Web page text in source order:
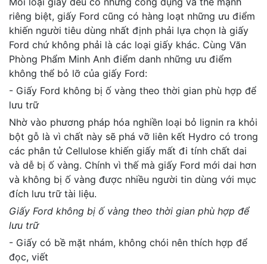
riêng biệt, giấy Ford cũng có hàng loạt những ưu điểm
khiến người tiêu dùng nhất định phải lựa chọn là giấy
Ford chứ không phải là các loại giấy khác. Cùng Văn
Phòng Phẩm Minh Anh điểm danh những ưu điểm
không thể bỏ lỡ của giấy Ford:
- Giấy Ford không bị ố vàng theo thời gian phù hợp để
lưu trữ
Nhờ vào phương pháp hóa nghiền loại bỏ lignin ra khỏi
bột gỗ là vì chất này sẽ phá vỡ liên kết Hydro có trong
các phân tử Cellulose khiến giấy mất đi tính chất dai
và dễ bị ố vàng. Chính vì thế mà giấy Ford mới dai hơn
và không bị ố vàng được nhiều người tin dùng với mục
đích lưu trữ tài liệu.
Giấy Ford không bị ố vàng theo thời gian phù hợp để
lưu trữ
- Giấy có bề mặt nhám, không chói nên thích hợp để
đọc, viết